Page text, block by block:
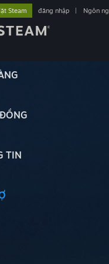
TIN
Steam đăng nhập Ngôn